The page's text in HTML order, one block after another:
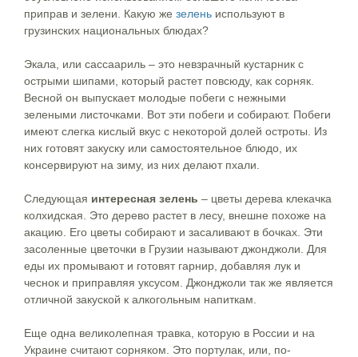
приправ и зелени. Какую же зелень используют в
грузинских национальных блюдах?
Экала, или сассаариль – это невзрачный кустарник с
острыми шипами, который растет повсюду, как сорняк.
Весной он выпускает молодые побеги с нежными
зелеными листочками. Вот эти побеги и собирают. Побеги
имеют слегка кислый вкус с некоторой долей остроты. Из
них готовят закуску или самостоятельное блюдо, их
консервируют на зиму, из них делают пхали.
Следующая интересная зелень – цветы дерева клекачка
колхидская. Это дерево растет в лесу, внешне похоже на
акацию. Его цветы собирают и засаливают в бочках. Эти
засоленные цветочки в Грузии называют джонджоли. Для
еды их промывают и готовят гарнир, добавляя лук и
чеснок и приправляя уксусом. Джонджоли так же является
отличной закуской к алкогольным напиткам.
Еще одна великолепная травка, которую в России и на
Украине считают сорняком. Это портулак, или, по-